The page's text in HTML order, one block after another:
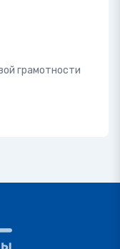
грамотности